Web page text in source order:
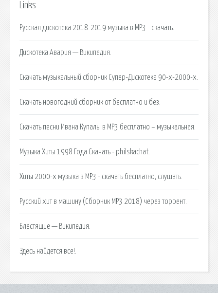
Links
Русская дискотека 2018-2019 музыка в MP3 - скачать.
Дискотека Авария — Википедия.
Скачать музыкальный сборник Супер-Дискотека 90-х-2000-х.
Скачать новогодний сборник от бесплатно и без.
Скачать песни Ивана Купалы в MP3 бесплатно – музыкальная.
Музыка Хиты 1998 Года Скачать - philskachat.
Хиты 2000-х музыка в MP3 - скачать бесплатно, слушать.
Русский хит в машину (Сборник MP3 2018) через торрент.
Блестящие — Википедия.
Здесь найдется все!.